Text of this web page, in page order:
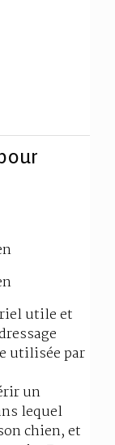
utile et
utilisée par
un
lequel
chien, et